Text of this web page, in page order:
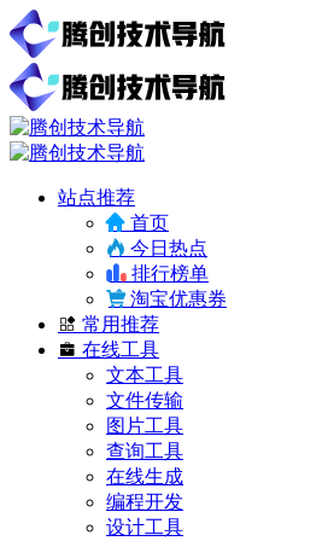
站点推荐
首页
今日热点
排行榜单
淘宝优惠券
常用推荐
在线工具
文本工具
文件传输
图片工具
查询工具
在线生成
编程开发
设计工具